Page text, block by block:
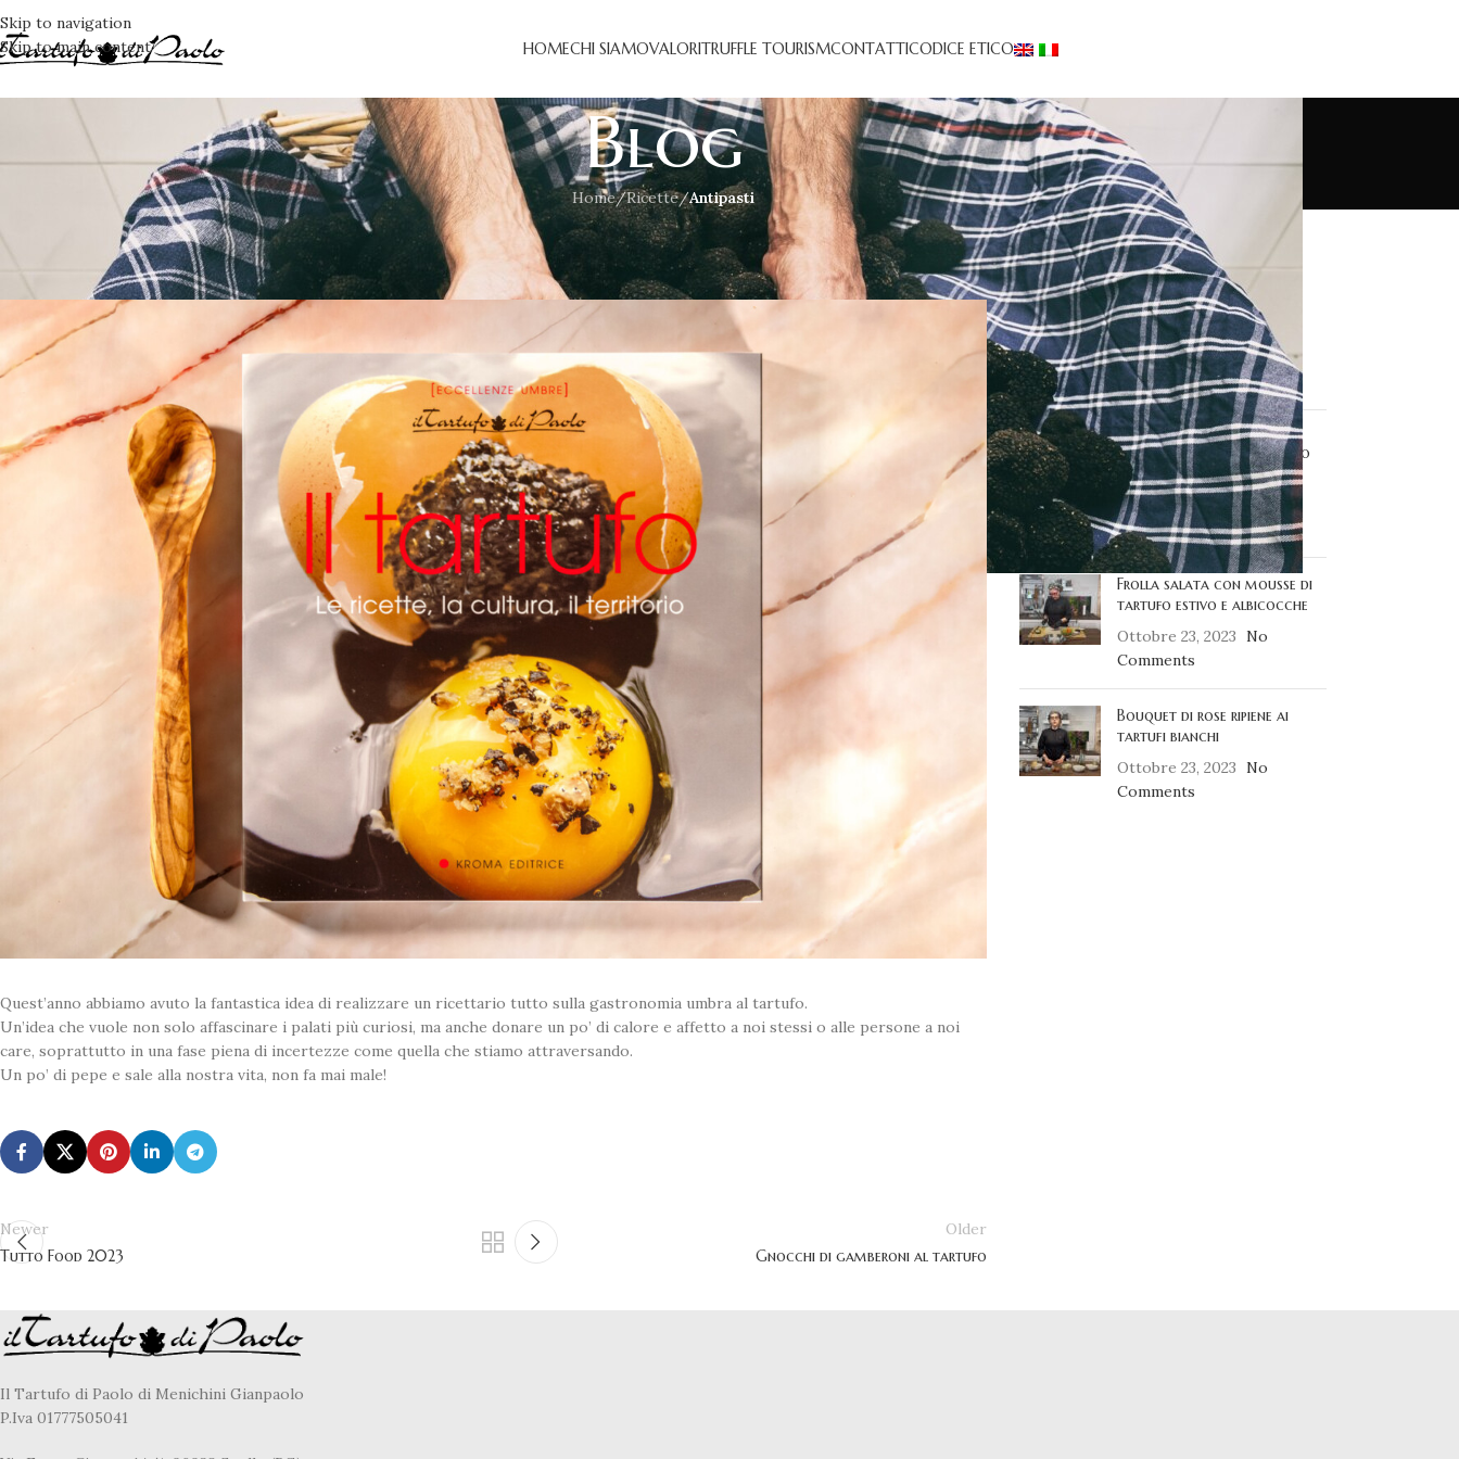
Skip to navigation
Skip to main content
HOMECHI SIAMOVALORITRUFFLE TOURISMCONTATTICODICE ETICO
Blog
Home/Ricette/Antipasti
ANTIPASTI,DOLCI EVENTI/NEWS,PRIMI RICETTE,SECONDI
LE RICETTE, LA CULTURA IL TERRITORIO
Posted byIrene On Marzo 10, 2022
Quest’anno abbiamo avuto la fantastica idea di realizzare un ricettario tutto sulla gastronomia umbra al tartufo.
Un’idea che vuole non solo affascinare i palati più curiosi, ma anche donare un po’ di calore e affetto a noi stessi o alle persone a noi
care, soprattutto in una fase piena di incertezze come quella che stiamo attraversando.
Un po’ di pepe e sale alla nostra vita, non fa mai male!
Newer
Tutto Food 2023
Older
Gnocchi di gamberoni al tartufo
Truffle Tourism
Antipasti
Dolci
Eventi/news
Primi
Ricette
Secondi
Taglierini carciofi e tartufo
estivo
Ottobre 23, 2023
No
Comments
Frolla salata con mousse di
tartufo estivo e albicocche
Ottobre 23, 2023 No
Comments
Bouquet di rose ripiene ai
tartufi bianchi
Ottobre 23, 2023 No
Comments
Il Tartufo di Paolo di Menichini Gianpaolo
P.Iva 01777505041